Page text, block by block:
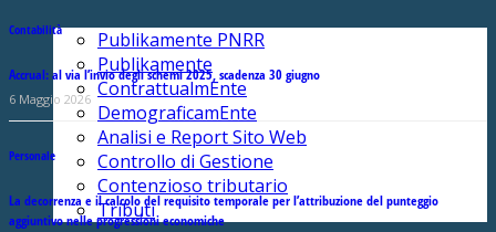
Publikamente PNRR
Publikamente
ContrattualmEnte
DemograficamEnte
Analisi e Report Sito Web
Controllo di Gestione
Contenzioso tributario
Tributi
Contabilità
Accrual: al via l’invio degli schemi 2025, scadenza 30 giugno
6 Maggio 2026
Personale
La decorrenza e il calcolo del requisito temporale per l’attribuzione del punteggio
aggiuntivo nelle progressioni economiche